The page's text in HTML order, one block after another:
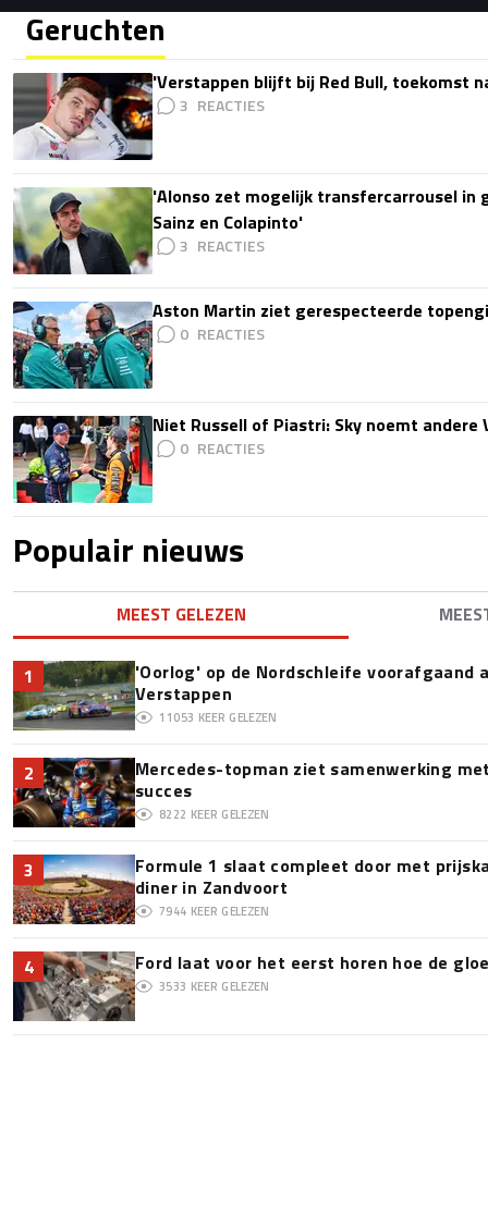
Geruchten
'Verstappen blijft bij Red Bull, toekomst
3
'Alonso zet mogelijk transfercarrousel in
Sainz en Colapinto'
3
Aston Martin ziet gerespecteerde
0
Niet Russell of Piastri: Sky noemt
0
Populair nieuws
MEEST GELEZEN
1
'Oorlog' op de Nordschleife voorafgaand
Verstappen
11053 KEER GELEZEN
2
Mercedes-topman ziet samenwerking
succes
8222 KEER GELEZEN
3
Formule 1 slaat compleet door met
diner in Zandvoort
7944 KEER GELEZEN
4 Ford laat voor het eerst horen hoe de
3533 KEER GELEZEN